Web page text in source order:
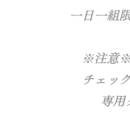
一日一組
​※注意※
チェッ
専用